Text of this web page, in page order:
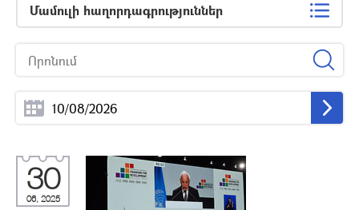
Մամուլի հաղորդագրություններ
30
06, 2025